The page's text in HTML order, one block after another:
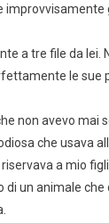
improvvisamente
a tre file da lei.
le sue
non avevo mai
che usava
a mio
di un animale che